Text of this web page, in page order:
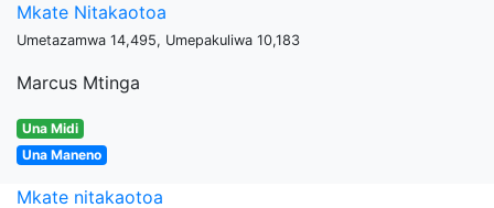
Mkate Nitakaotoa
Umetazamwa 14,495, Umepakuliwa 10,183
Marcus Mtinga
Una Midi
Una Maneno
Mkate nitakaotoa